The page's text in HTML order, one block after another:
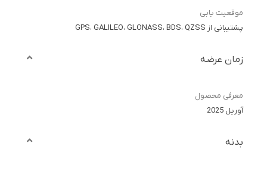
موقعیت یابی
پشتیبانی از GPS، GALILEO، GLONASS، BDS، QZSS
زمان عرضه
معرفی محصول
آوریل 2025
بدنه